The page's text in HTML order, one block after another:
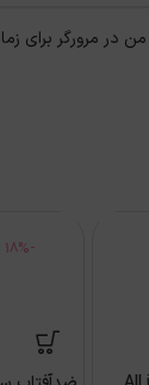
در مرورگر برای
-18%